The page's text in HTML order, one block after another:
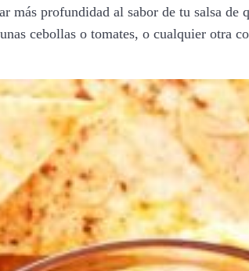
profundidad al sabor de tu salsa de
cebollas o tomates, o cualquier otra